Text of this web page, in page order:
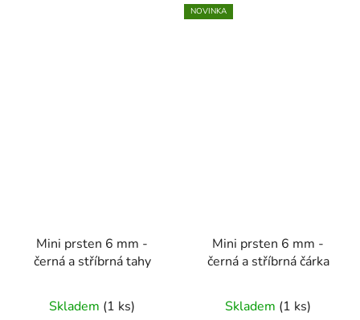
Mini prsten 6 mm -
černá a stříbrná tahy
Skladem (1 ks)
NOVINKA
Mini prsten 6 mm -
černá a stříbrná čárka
Skladem (1 ks)